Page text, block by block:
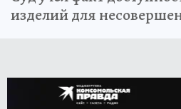
изделий для